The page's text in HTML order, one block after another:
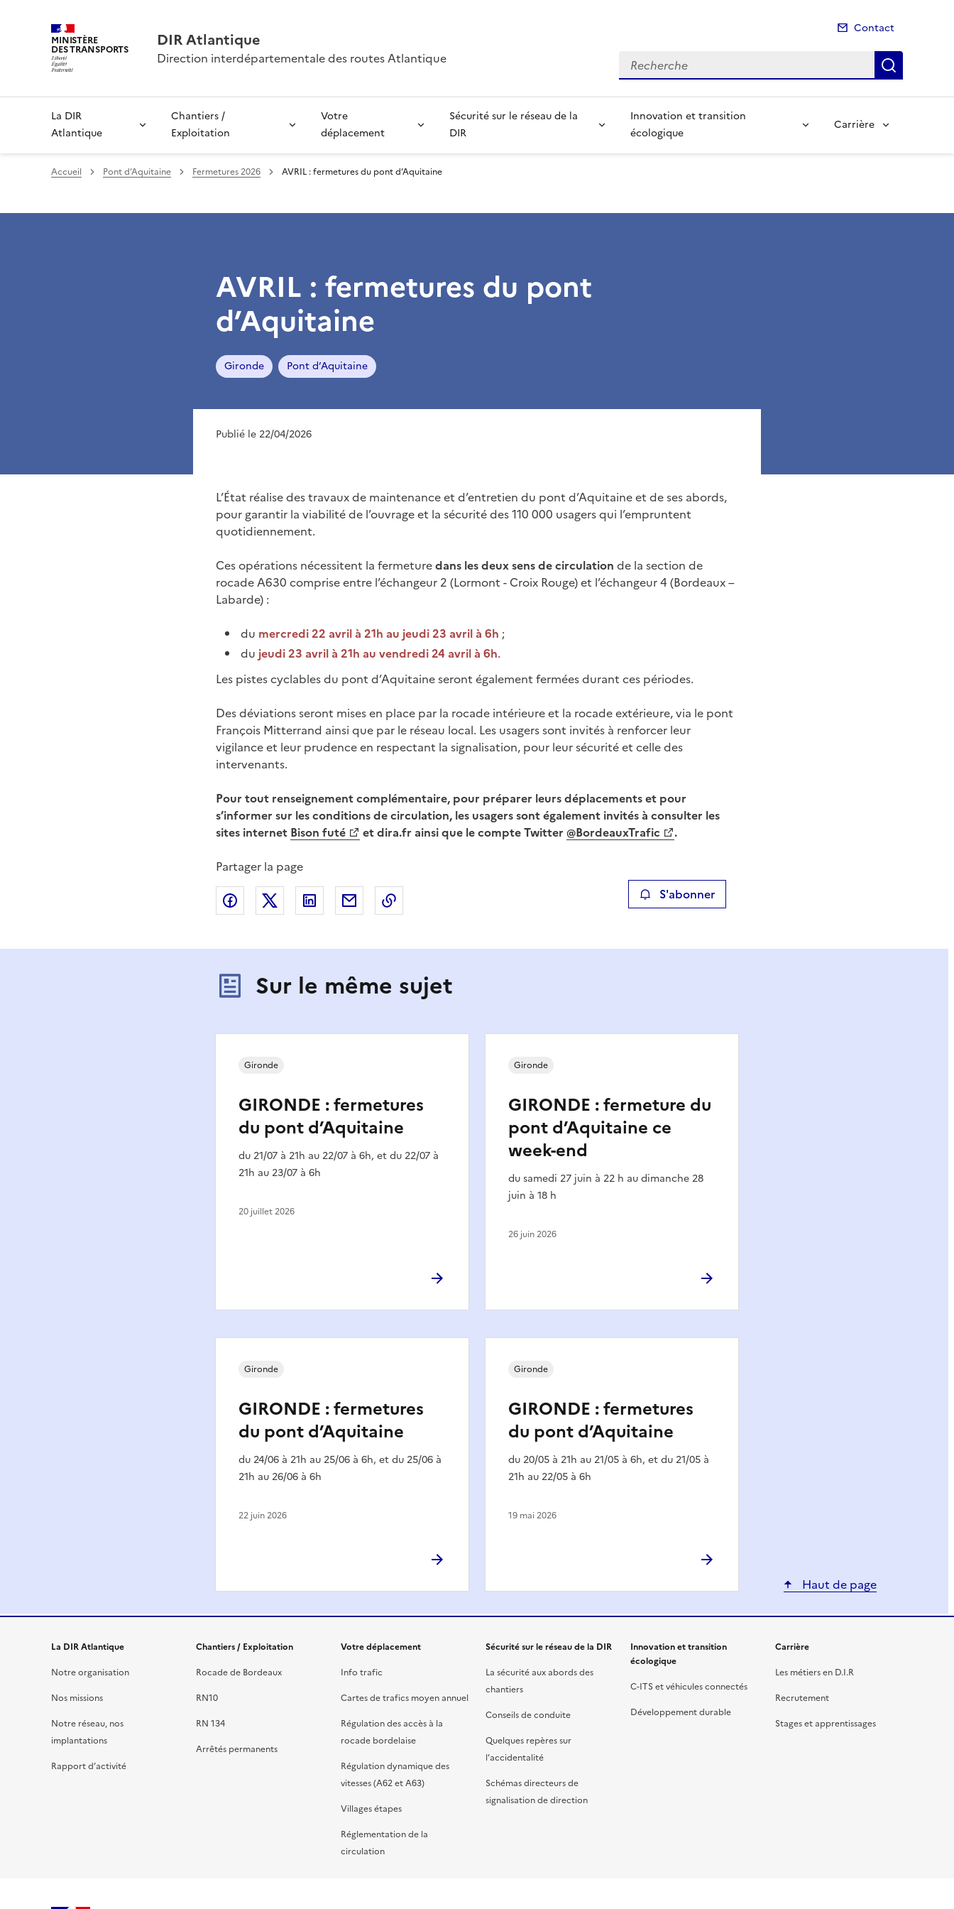
MINISTÈRE
DES TRANSPORTS DIR Atlantique
Direction interdépartementale des routes Atlantique
Contact
Recherche
La DIR
Atlantique
Chantiers /
Exploitation
Votre
déplacement
Sécurité sur le réseau de la
DIR
Innovation et transition
écologique
Carrière
Accueil Pont d’Aquitaine Fermetures 2026 AVRIL : fermetures du pont d’Aquitaine
AVRIL : fermetures du pont
d’Aquitaine
Gironde Pont d’Aquitaine
Publié le 22/04/2026
L’État réalise des travaux de maintenance et d’entretien du pont d’Aquitaine et de ses abords,
pour garantir la viabilité de l’ouvrage et la sécurité des 110 000 usagers qui l’empruntent
quotidiennement.
Ces opérations nécessitent la fermeturedans les deux sens de circulation de la section de
rocade A630 comprise entre l’échangeur 2 (Lormont - Croix Rouge) et l’échangeur 4 (Bordeaux –
Labarde) :
du mercredi 22 avril à 21h au jeudi 23 avril à 6h ;
du jeudi 23 avril à 21h au vendredi 24 avril à 6h.
Les pistes cyclables du pont d’Aquitaine seront également fermées durant ces périodes.
Des déviations seront mises en place par la rocade intérieure et la rocade extérieure, via le pont
François Mitterrand ainsi que par le réseau local. Les usagers sont invités à renforcer leur
vigilance et leur prudence en respectant la signalisation, pour leur sécurité et celle des
intervenants.
Pour tout renseignement complémentaire, pour préparer leurs déplacements et pour
s’informer sur les conditions de circulation, les usagers sont également invités à consulter les
sites internet Bison futé et dira.fr ainsi que le compte Twitter @BordeauxTrafic
.
Partager la page
Partager sur Facebook
Partager sur XPartager sur LinkedIn
Partager par emailCopier le lien de la page dans le presse-papier S'abonner
Sur le même sujet
GIRONDE : fermetures
du pont d’Aquitaine
du 21/07 à 21h au 22/07 à 6h, et du 22/07 à
21h au 23/07 à 6h
Gironde
20 juillet 2026
GIRONDE : fermeture du
pont d’Aquitaine ce
week-end
du samedi 27 juin à 22 h au dimanche 28
juin à 18 h
Gironde
26 juin 2026
GIRONDE : fermetures
du pont d’Aquitaine
du 24/06 à 21h au 25/06 à 6h, et du 25/06 à
21h au 26/06 à 6h
Gironde
22 juin 2026
GIRONDE : fermetures
du pont d’Aquitaine
du 20/05 à 21h au 21/05 à 6h, et du 21/05 à
21h au 22/05 à 6h
Gironde
19 mai 2026
Haut de page
La DIR Atlantique
Notre organisation
Nos missions
Notre réseau, nos
implantations
Rapport d’activité
Chantiers / Exploitation
Rocade de Bordeaux
RN10
RN 134
Arrêtés permanents
Votre déplacement
Info trafic
Cartes de trafics moyen annuel
Régulation des accès à la
rocade bordelaise
Régulation dynamique des
vitesses (A62 et A63)
Villages étapes
Réglementation de la
circulation
Sécurité sur le réseau de la DIR
La sécurité aux abords des
chantiers
Conseils de conduite
Quelques repères sur
l’accidentalité
Schémas directeurs de
signalisation de direction
Innovation et transition
écologique
C-ITS et véhicules connectés
Développement durable
Carrière
Les métiers en D.I.R
Recrutement
Stages et apprentissages